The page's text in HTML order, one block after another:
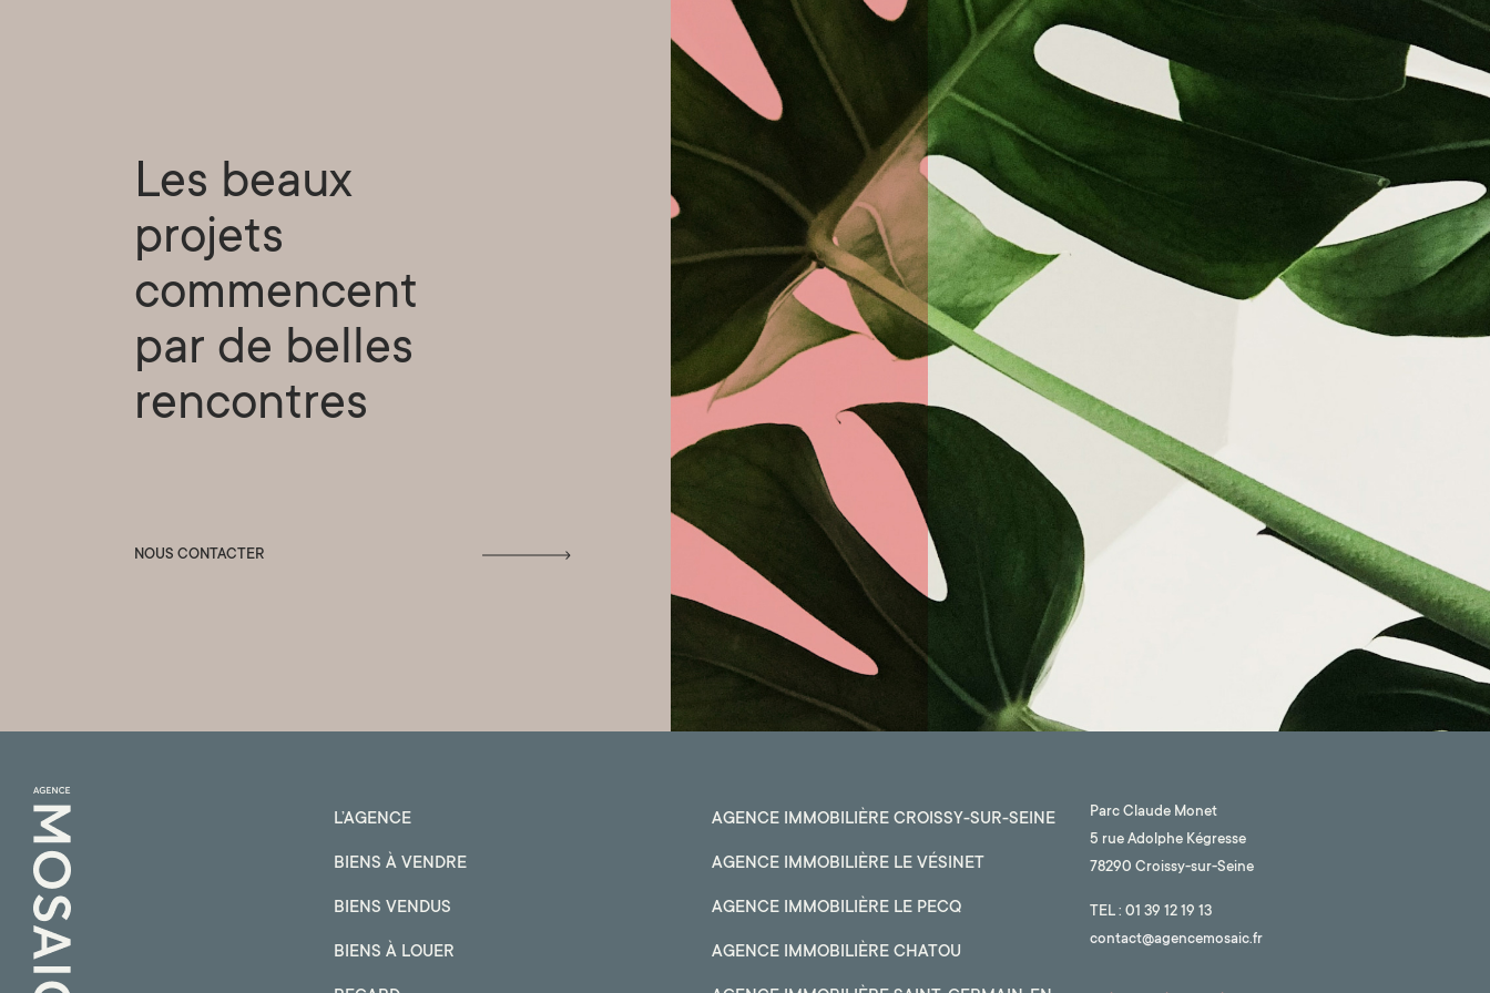
Les beaux
projets
commencent
par de belles
rencontres
NOUS CONTACTER
L’AGENCE
BIENS À VENDRE
BIENS VENDUS
BIENS À LOUER
AGENCE IMMOBILIÈRE CROISSY-SUR-SEINE
AGENCE IMMOBILIÈRE LE VÉSINET
AGENCE IMMOBILIÈRE LE PECQ
AGENCE IMMOBILIÈRE CHATOU
Parc Claude Monet
5 rue Adolphe Kégresse
78290 Croissy-sur-Seine
TEL : 01 39 12 19 13
contact@agencemosaic.fr